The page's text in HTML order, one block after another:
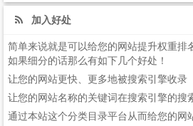
加入好处
简单来说就是可以给您的网站提升权重排
如果细分的话那么有如下几个好处！
让您的网站更快、更多地被搜索引擎收录
让您的网站名称的关键词在搜索引擎的搜
通过本站这个分类目录平台从而给您的网